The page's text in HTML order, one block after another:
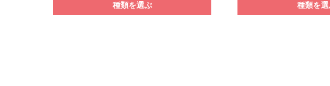
種類を選ぶ 種類を